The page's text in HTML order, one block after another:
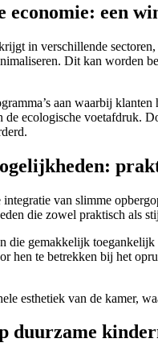
een
in verschillende
Dit kan worden
aan waarbij
ecologische voetafdruk.
van slimme
die zowel praktisch als
die gemakkelijk
te betrekken bij het
esthetiek van de kamer,
duurzame